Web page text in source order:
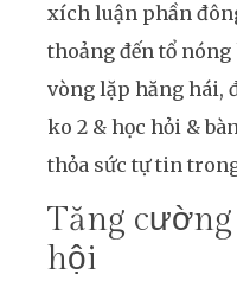
xích luận phần
thoảng đến tổ
vòng lặp hăng hái,
ko 2 & học hỏi &
thỏa sức tự tin
Tăng
hội